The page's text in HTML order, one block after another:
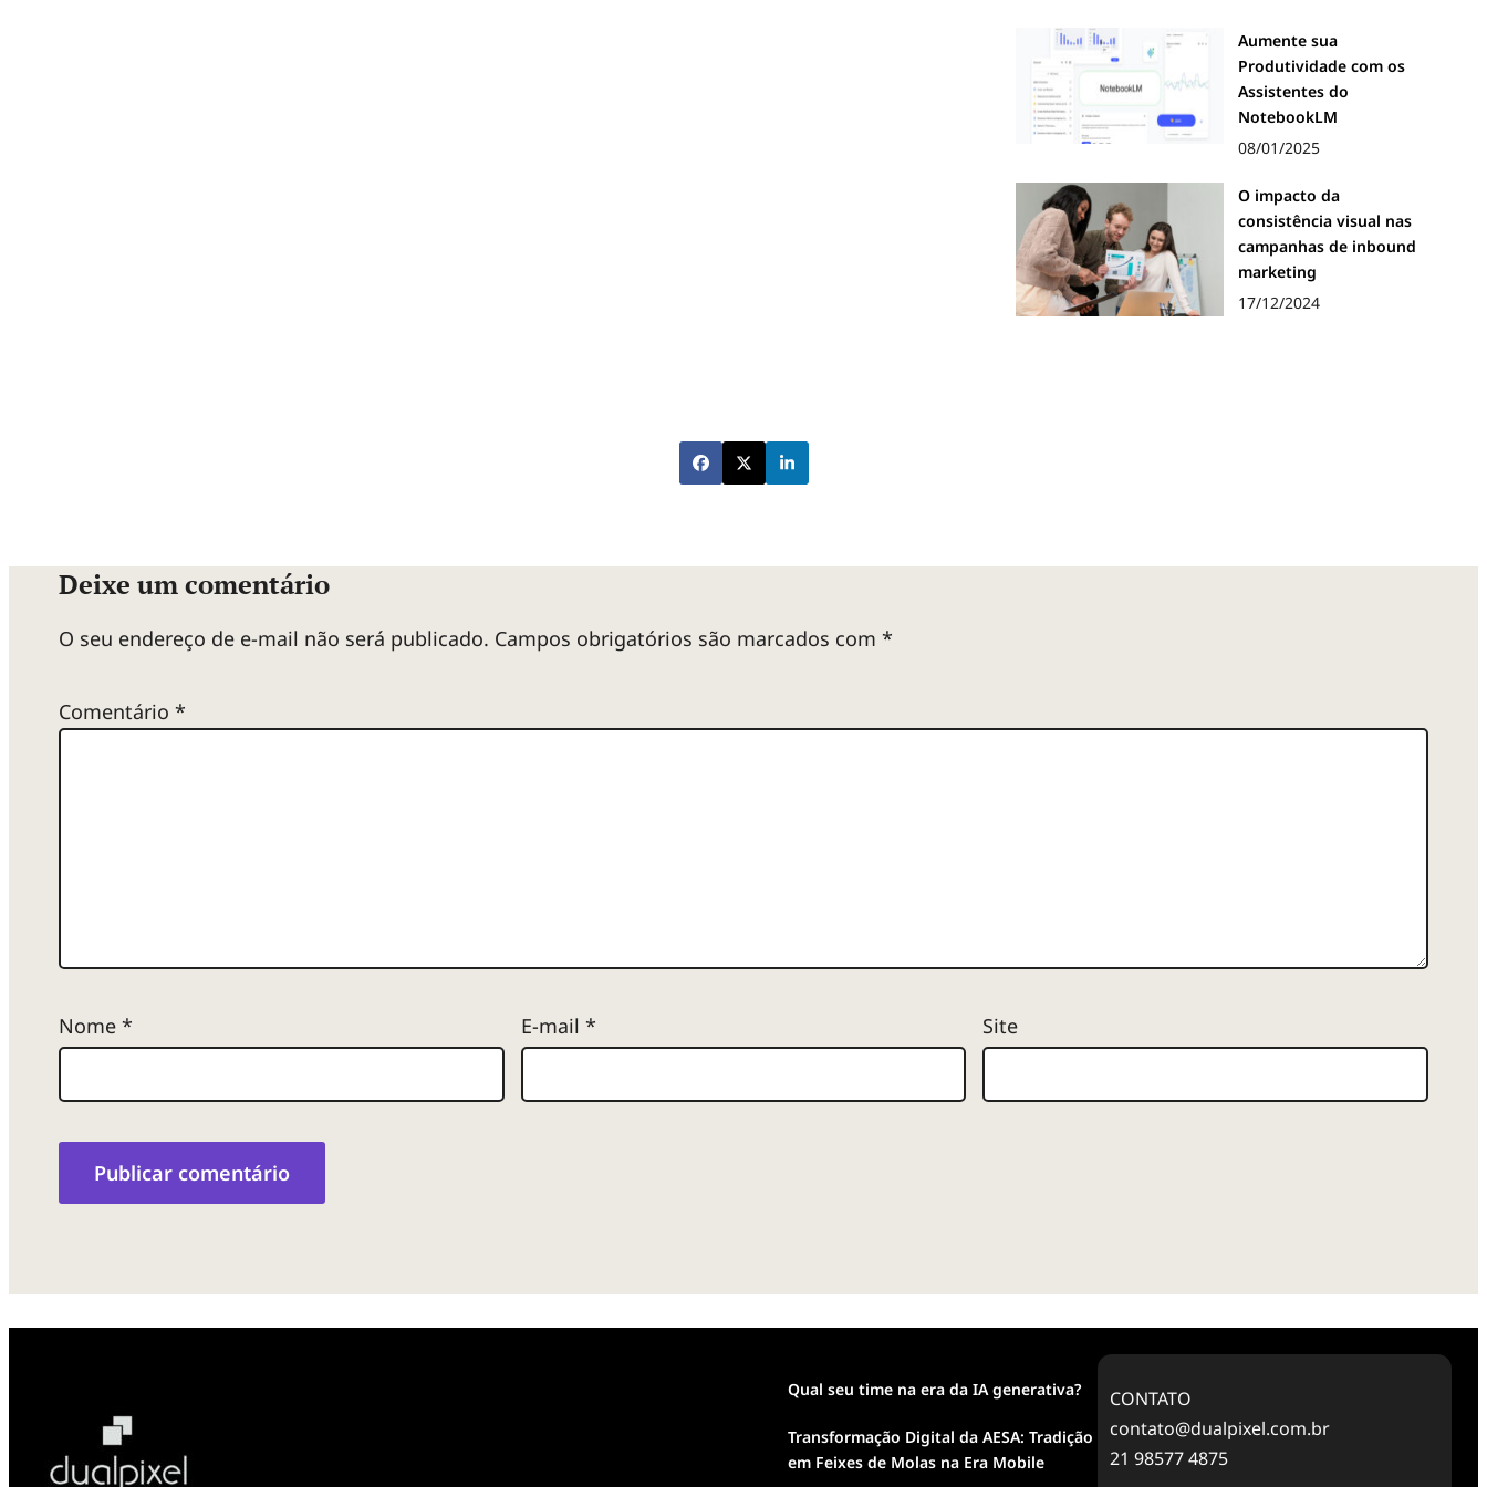
Aumente sua
Produtividade com os
Assistentes do
NotebookLM
08/01/2025
O impacto da
consistência visual nas
campanhas de inbound
marketing
17/12/2024
Deixe um comentário
O seu endereço de e-mail não será publicado. Campos obrigatórios são marcados com *
Comentário *
Nome * E-mail * Site
Qual seu time na era da IA generativa?
Transformação Digital da AESA: Tradição
em Feixes de Molas na Era Mobile
CONTATO
contato@dualpixel.com.br
21 98577 4875